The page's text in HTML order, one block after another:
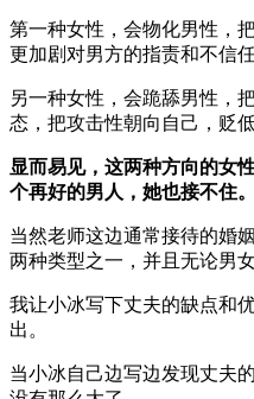
第一种女性，会物化男性，
更加剧对男方的指责和不信
另一种女性，会跪舔男性，
态，把攻击性朝向自己，贬
显而易见，这两种方向的女
个再好的男人，她也接不住。
当然老师这边通常接待的婚
两种类型之一，并且无论男
我让小冰写下丈夫的缺点和
出。
当小冰自己边写边发现丈夫